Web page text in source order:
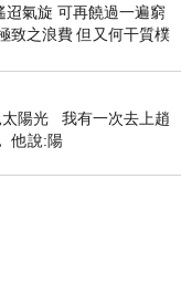
迢氣旋 可再饒過一遍窮
致之浪費 但又何干質樸
太陽光 我有一次去上趙
他說:陽